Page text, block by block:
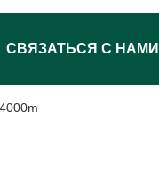
СВЯЗАТЬСЯ С НАМИ